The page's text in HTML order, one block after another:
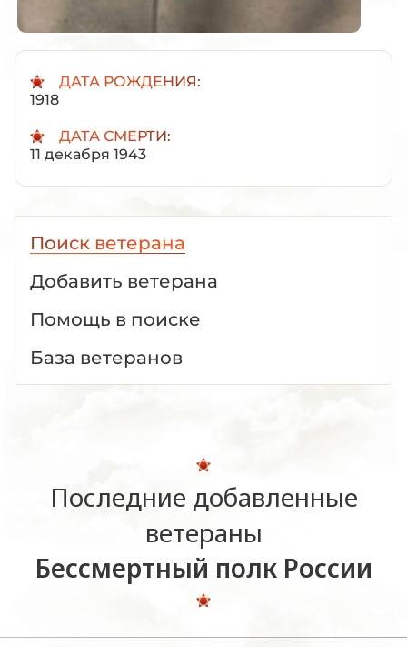
ДАТА РОЖДЕНИЯ:
1918
ДАТА СМЕРТИ:
11 декабря 1943
Поиск ветерана
Добавить ветерана
Помощь в поиске
База ветеранов
Последние добавленные
ветераны
Бессмертный полк России